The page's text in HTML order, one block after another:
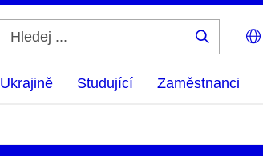
Studující Zaměstnanci